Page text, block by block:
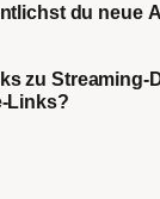
du neue
zu Streaming-
Links?